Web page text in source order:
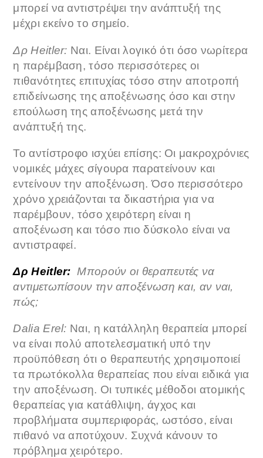
μπορεί να αντιστρέψει την ανάπτυξή της
μέχρι εκείνο το σημείο.
Δρ Heitler: Ναι. Είναι λογικό ότι όσο νωρίτερα
η παρέμβαση, τόσο περισσότερες οι
πιθανότητες επιτυχίας τόσο στην αποτροπή
επιδείνωσης της αποξένωσης όσο και στην
επούλωση της αποξένωσης μετά την
ανάπτυξή της.
Το αντίστροφο ισχύει επίσης: Οι μακροχρόνιες
νομικές μάχες σίγουρα παρατείνουν και
εντείνουν την αποξένωση. Όσο περισσότερο
χρόνο χρειάζονται τα δικαστήρια για να
παρέμβουν, τόσο χειρότερη είναι η
αποξένωση και τόσο πιο δύσκολο είναι να
αντιστραφεί.
Δρ Heitler: Μπορούν οι θεραπευτές να
αντιμετωπίσουν την αποξένωση και, αν ναι,
πώς;
Dalia Erel: Ναι, η κατάλληλη θεραπεία μπορεί
να είναι πολύ αποτελεσματική υπό την
προϋπόθεση ότι ο θεραπευτής χρησιμοποιεί
τα πρωτόκολλα θεραπείας που είναι ειδικά για
την αποξένωση. Οι τυπικές μέθοδοι ατομικής
θεραπείας για κατάθλιψη, άγχος και
προβλήματα συμπεριφοράς, ωστόσο, είναι
πιθανό να αποτύχουν. Συχνά κάνουν το
πρόβλημα χειρότερο.